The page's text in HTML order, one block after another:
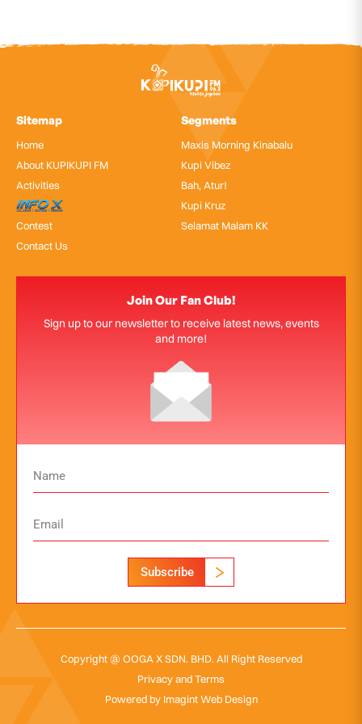
Sitemap
Home
About KUPIKUPI FM
Activities
InfoX
Contest
Contact Us
Segments
Maxis Morning Kinabalu
Kupi Vibez
Bah, Atur!
Kupi Kruz
Selamat Malam KK
Join Our Fan Club!
Sign up to our newsletter to receive latest news, events
and more!
Subscribe
Copyright @ OOGA X SDN. BHD. All Right Reserved
Privacy and Terms
Powered by Imagint Web Design